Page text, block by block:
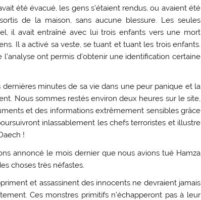
été évacué, les gens s’étaient rendus, ou avaient été
de la maison, sans aucune blessure. Les seules
il avait entraîné avec lui trois enfants vers une mort
Il a activé sa veste, se tuant et tuant les trois enfants.
ont permis d’obtenir une identification certaine
minutes de sa vie dans une peur panique et la
Nous sommes restés environ deux heures sur le site,
et des informations extrêmement sensibles grâce
inlassablement les chefs terroristes et illustre
!
annoncé le mois dernier que nous avions tué Hamza
choses très néfastes.
et assassinent des innocents ne devraient jamais
Ces monstres primitifs n’échapperont pas à leur